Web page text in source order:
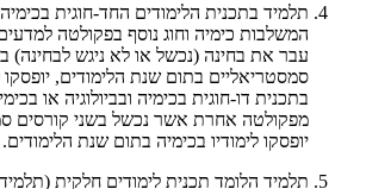
תלמיד בתכנית הלימודים החד-חוגית
המשלבות כימיה וחוג נוסף בפקולטה
עבר את בחינה (נכשל או לא ניגש לבחינה)
סמסטריאליים בתום שנת הלימודים, יופסקו
בתכנית דו-חוגית בכימיה ובביולוגיה או
מפקולטה אחרת אשר נכשל בשני קורסים
יופסקו לימודיו בכימיה בתום שנת הלימודים.
תלמיד הלומד תכנית לימודים חלקית